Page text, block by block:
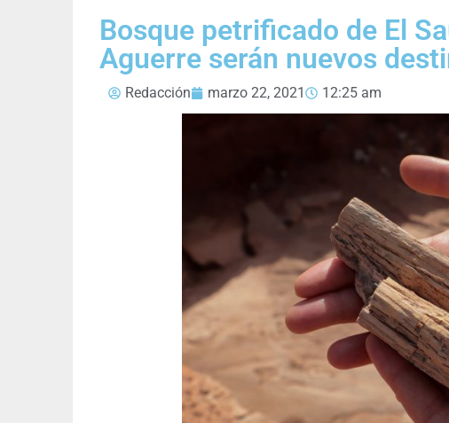
Bosque petrificado de El
Aguerre serán nuevos
Redacción marzo 22, 2021 12:25 am